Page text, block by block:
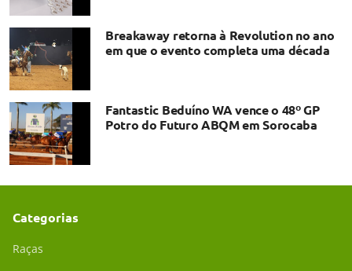
Breakaway retorna à Revolution no ano
em que o evento completa uma década
Fantastic Beduíno WA vence o 48º GP
Potro do Futuro ABQM em Sorocaba
Categorias
Raças